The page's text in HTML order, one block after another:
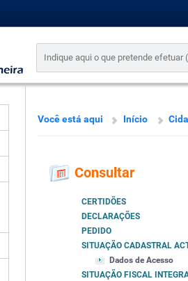
Você está aqui Início
Consultar
CERTIDÕES
DECLARAÇÕES
PEDIDO
SITUAÇÃO CADASTRAL
Dados de Acesso
SITUAÇÃO FISCAL